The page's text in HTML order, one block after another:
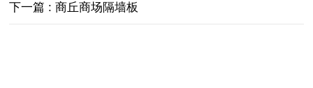
下一篇 : 商丘商场隔墙板